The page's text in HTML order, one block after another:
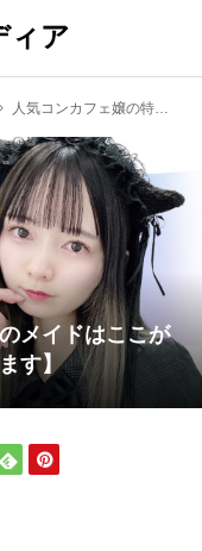
ィア
人気コンカフェ嬢の特徴！人気のメイドはここが違う【人気コンカフェ嬢が教えます】
メイドはここが
す】